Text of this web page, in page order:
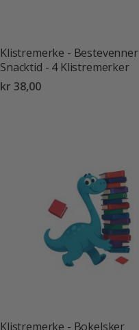
Klistremerke - Bestevenner
Snacktid - 4 Klistremerker
kr 38,00
Klistremerke - Bokelsker